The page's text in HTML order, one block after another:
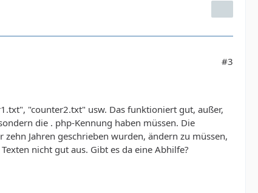
#3
"counter2.txt" usw. Das funktioniert gut, außer,
die . php-Kennung haben müssen. Die
Jahren geschrieben wurden, ändern zu müssen,
nicht gut aus. Gibt es da eine Abhilfe?